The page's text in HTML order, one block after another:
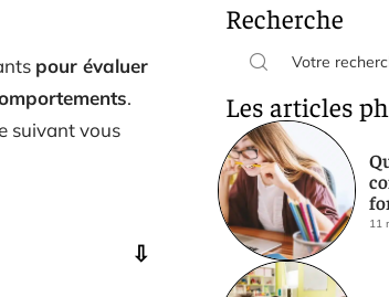
pour évaluer
.
suivant vous
Recherche
Les articles
11